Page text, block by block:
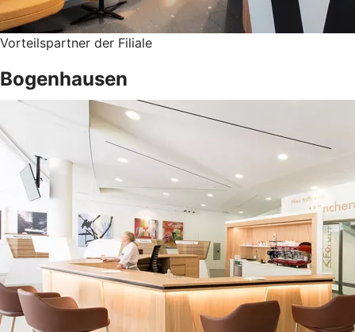
Vorteilspartner der Filiale
Bogenhausen